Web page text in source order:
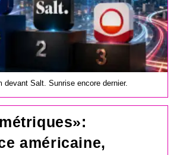
devant Salt. Sunrise encore dernier.
américaine,